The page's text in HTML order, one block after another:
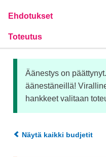
Ehdotukset
Toteutus
Äänestys on
äänestäneillä!
hankkeet valitaan
Näytä kaikki budjetit